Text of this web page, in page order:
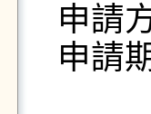
申請
申請